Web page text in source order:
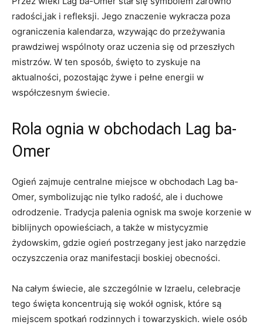
radości,jak i refleksji. Jego znaczenie wykracza poza
ograniczenia ‍kalendarza, wzywając do przeżywania⁢
prawdziwej wspólnoty oraz uczenia się od​ przeszłych
⁢mistrzów. W ten ⁤sposób, święto to zyskuje​ na
aktualności, pozostając⁢ żywe i pełne energii w
współczesnym świecie.
Rola ognia w obchodach Lag​ ba-
Omer
Ogień zajmuje centralne miejsce w⁣ obchodach Lag ba-
Omer, symbolizując nie⁢ tylko radość, ale‍ i duchowe
odrodzenie. Tradycja palenia⁢ ognisk ma swoje korzenie w
biblijnych opowieściach, ⁤a także w mistycyzmie
żydowskim, gdzie ogień postrzegany jest jako narzędzie
oczyszczenia oraz manifestacji boskiej obecności.
Na całym świecie, ale szczególnie w Izraelu, celebracje
tego⁤ święta koncentrują się‌ wokół⁤ ognisk, które ⁢są
miejscem spotkań rodzinnych i towarzyskich. wiele osób